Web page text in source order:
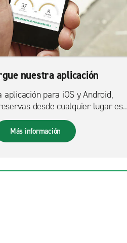
nuestra aplicación
aplicación para iOS y Android,
desde cualquier lugar es
más fácil que nunca.
Más información